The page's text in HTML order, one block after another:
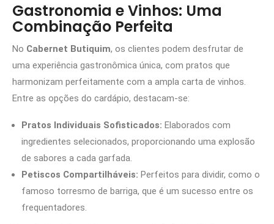
Gastronomia e Vinhos: Uma
Combinação Perfeita
No Cabernet Butiquim, os clientes podem desfrutar de
uma experiência gastronômica única, com pratos que
harmonizam perfeitamente com a ampla carta de vinhos.
Entre as opções do cardápio, destacam-se:
Pratos Individuais Sofisticados: Elaborados com
ingredientes selecionados, proporcionando uma explosão
de sabores a cada garfada.
Petiscos Compartilháveis: Perfeitos para dividir, como o
famoso torresmo de barriga, que é um sucesso entre os
frequentadores.